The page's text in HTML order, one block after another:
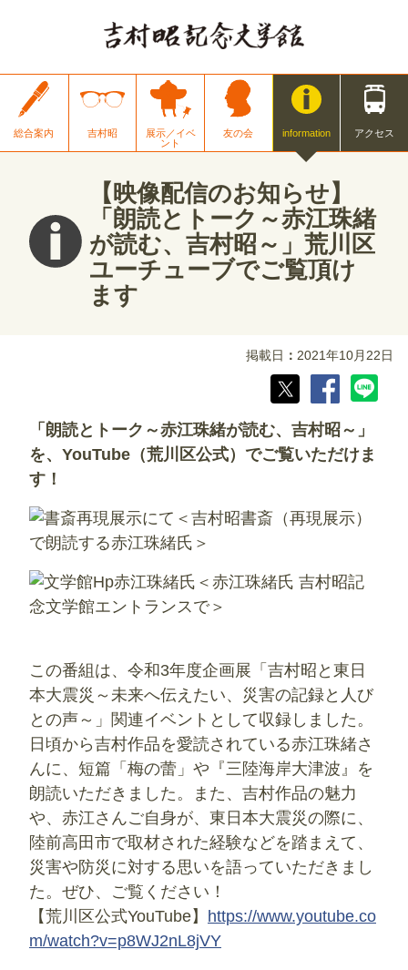
総合案内 吉村昭
展示／イベ
ント
友の会 information アクセス
【映像配信のお知らせ】
「朗読とトーク～赤江珠緒
が読む、吉村昭～」荒川区
ユーチューブでご覧頂け
ます
掲載日 2021年10月22日
「朗読とトーク～赤江珠緒が読む、吉村昭～」
を、YouTube（荒川区公式）でご覧いただけま
す！
＜吉村昭書斎（再現展示）
で朗読する赤江珠緒氏＞
＜赤江珠緒氏 吉村昭記
念文学館エントランスで＞
この番組は、令和3年度企画展「吉村昭と東日
本大震災～未来へ伝えたい、災害の記録と人び
との声～」関連イベントとして収録しました。
日頃から吉村作品を愛読されている赤江珠緒さ
んに、短篇「梅の蕾」や『三陸海岸大津波』を
朗読いただきました。また、吉村作品の魅力
や、赤江さんご自身が、東日本大震災の際に、
陸前高田市で取材された経験などを踏まえて、
災害や防災に対する思いを語っていただきまし
た。ぜひ、ご覧ください！
【荒川区公式YouTube】 https://www.youtube.co
m/watch?v=p8WJ2nL8jVY